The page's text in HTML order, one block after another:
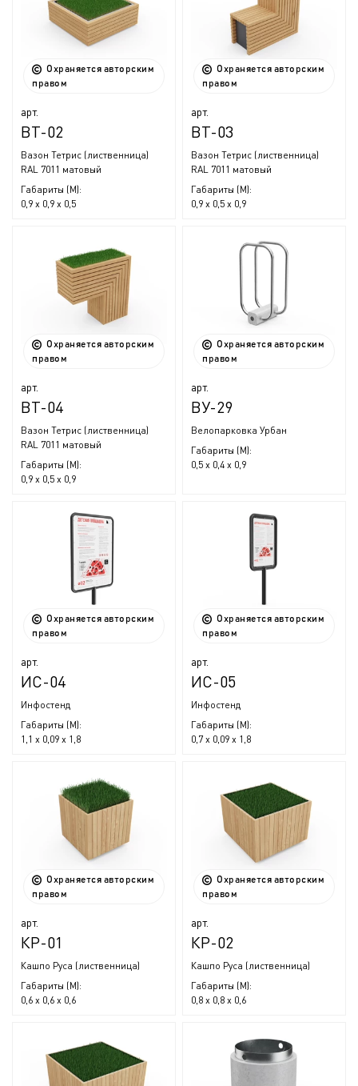
Охраняется авторским
правом
арт.
ВТ-02
Вазон Тетрис (лиственница)
RAL 7011 матовый
Габариты (М):
0,9 x 0,9 x 0,5
Охраняется авторским
правом
арт.
ВТ-03
Вазон Тетрис (лиственница)
RAL 7011 матовый
Габариты (М):
0,9 x 0,5 x 0,9
Охраняется авторским
правом
арт.
ВТ-04
Вазон Тетрис (лиственница)
RAL 7011 матовый
Габариты (М):
0,9 x 0,5 x 0,9
Охраняется авторским
правом
арт.
ВУ-29
Велопарковка Урбан
Габариты (М):
0,5 x 0,4 x 0,9
Охраняется авторским
правом
арт.
ИС-04
Инфостенд
Габариты (М):
1,1 х 0,09 х 1,8
Охраняется авторским
правом
арт.
ИС-05
Инфостенд
Габариты (М):
0,7 х 0,09 х 1,8
Охраняется авторским
правом
арт.
КР-01
Кашпо Руса (лиственница)
Габариты (М):
0,6 x 0,6 x 0,6
Охраняется авторским
правом
арт.
КР-02
Кашпо Руса (лиственница)
Габариты (М):
0,8 x 0,8 x 0,6